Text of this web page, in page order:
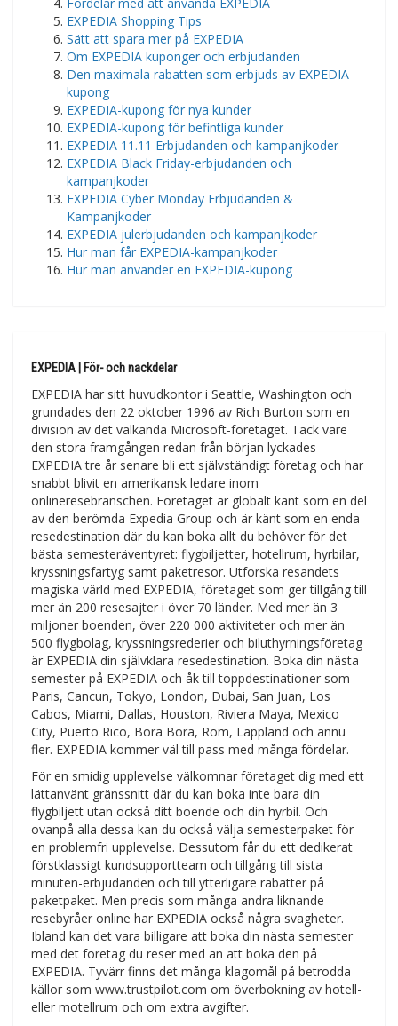
EXPEDIA Shopping Tips
Sätt att spara mer på EXPEDIA
Om EXPEDIA kuponger och erbjudanden
Den maximala rabatten som erbjuds av EXPEDIA-
kupong
EXPEDIA-kupong för nya kunder
EXPEDIA-kupong för befintliga kunder
EXPEDIA 11.11 Erbjudanden och kampanjkoder
EXPEDIA Black Friday-erbjudanden och
kampanjkoder
EXPEDIA Cyber Monday Erbjudanden &
Kampanjkoder
EXPEDIA julerbjudanden och kampanjkoder
Hur man får EXPEDIA-kampanjkoder
Hur man använder en EXPEDIA-kupong
EXPEDIA | För- och nackdelar
EXPEDIA har sitt huvudkontor i Seattle, Washington och
grundades den 22 oktober 1996 av Rich Burton som en
division av det välkända Microsoft-företaget. Tack vare
den stora framgången redan från början lyckades
EXPEDIA tre år senare bli ett självständigt företag och har
snabbt blivit en amerikansk ledare inom
onlineresebranschen. Företaget är globalt känt som en del
av den berömda Expedia Group och är känt som en enda
resedestination där du kan boka allt du behöver för det
bästa semesteräventyret: flygbiljetter, hotellrum, hyrbilar,
kryssningsfartyg samt paketresor. Utforska resandets
magiska värld med EXPEDIA, företaget som ger tillgång till
mer än 200 resesajter i över 70 länder. Med mer än 3
miljoner boenden, över 220 000 aktiviteter och mer än
500 flygbolag, kryssningsrederier och biluthyrningsföretag
är EXPEDIA din självklara resedestination. Boka din nästa
semester på EXPEDIA och åk till toppdestinationer som
Paris, Cancun, Tokyo, London, Dubai, San Juan, Los
Cabos, Miami, Dallas, Houston, Riviera Maya, Mexico
City, Puerto Rico, Bora Bora, Rom, Lappland och ännu
fler. EXPEDIA kommer väl till pass med många fördelar.
För en smidig upplevelse välkomnar företaget dig med ett
lättanvänt gränssnitt där du kan boka inte bara din
flygbiljett utan också ditt boende och din hyrbil. Och
ovanpå alla dessa kan du också välja semesterpaket för
en problemfri upplevelse. Dessutom får du ett dedikerat
förstklassigt kundsupportteam och tillgång till sista
minuten-erbjudanden och till ytterligare rabatter på
paketpaket. Men precis som många andra liknande
resebyråer online har EXPEDIA också några svagheter.
Ibland kan det vara billigare att boka din nästa semester
med det företag du reser med än att boka den på
EXPEDIA. Tyvärr finns det många klagomål på betrodda
källor som www.trustpilot.com om överbokning av hotell-
eller motellrum och om extra avgifter.